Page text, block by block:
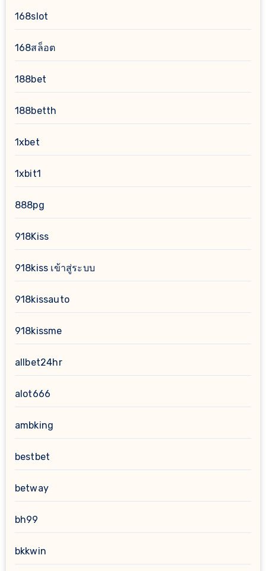
168slot
168สล็อต
188bet
188betth
1xbet
1xbit1
888pg
918Kiss
918kiss เข้าสู่ระบบ
918kissauto
918kissme
allbet24hr
alot666
ambking
bestbet
betway
bh99
bkkwin